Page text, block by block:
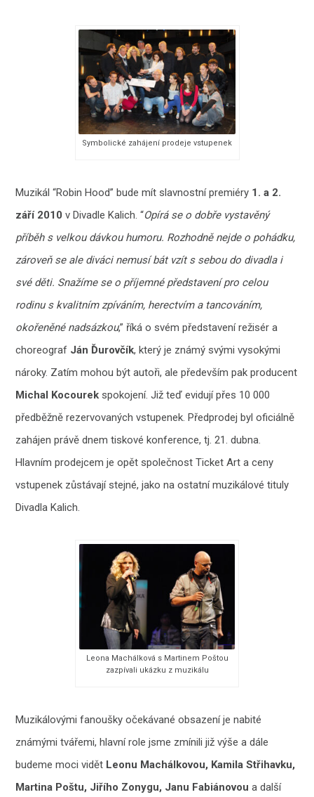
Symbolické zahájení prodeje vstupenek
Muzikál “Robin Hood” bude mít slavnostní premiéry 1. a 2.
září 2010v Divadle Kalich. “Opírá se o dobře vystavěný
příběh s velkou dávkou humoru. Rozhodně nejde o pohádku,
zároveň se ale diváci nemusí bát vzít s sebou do divadla i
své děti. Snažíme se o příjemné představení pro celou
rodinu s kvalitním zpíváním, herectvím a tancováním,
okořeněné nadsázkou,” říká o svém představení režisér a
choreograf Ján Ďurovčík, který je známý svými vysokými
nároky. Zatím mohou být autoři, ale především pak producent
Michal Kocourek spokojení. Již teď evidují přes 10 000
předběžně rezervovaných vstupenek. Předprodej byl oficiálně
zahájen právě dnem tiskové konference, tj. 21. dubna.
Hlavním prodejcem je opět společnost Ticket Art a ceny
vstupenek zůstávají stejné, jako na ostatní muzikálové tituly
Divadla Kalich.
Leona Machálková s Martinem Poštou
zazpívali ukázku z muzikálu
Muzikálovými fanoušky očekávané obsazení je nabité
známými tvářemi, hlavní role jsme zmínili již výše a dále
budeme moci vidět Leonu Machálkovou, Kamila Střihavku,
Martina Poštu, Jiřího Zonygu, Janu Fabiánovou a další